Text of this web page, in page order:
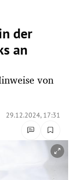
der
an
von
29.12.2024, 17:31